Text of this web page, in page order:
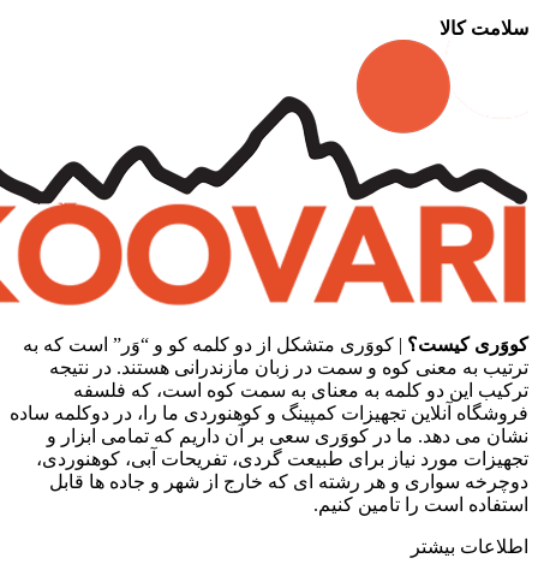
سلامت کالا
کووَری کیست؟ | کووَری متشکل از دو کلمه کو و “وَر” است که به
ترتیب به معنی کوه و سمت در زبان مازندرانی هستند. در نتیجه
ترکیب این دو کلمه به معنای به سمت کوه است، که فلسفه
فروشگاه آنلاین تجهیزات کمپینگ و کوهنوردی ما را، در دوکلمه ساده
نشان می دهد. ما در کووَری سعی بر آن داریم که تمامی ابزار و
تجهیزات مورد نیاز برای طبیعت گردی، تفریحات آبی، کوهنوردی،
دوچرخه سواری و هر رشته ای که خارج از شهر و جاده ها قابل
استفاده است را تامین کنیم.
اطلاعات بیشتر